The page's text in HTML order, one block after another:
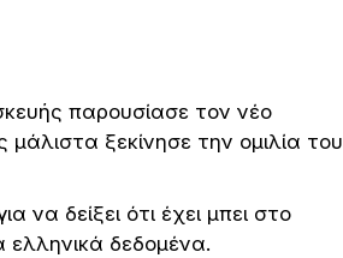
παρουσίασε τον νέο
ξεκίνησε την ομιλία του
να δείξει ότι έχει μπει στο
ελληνικά δεδομένα.